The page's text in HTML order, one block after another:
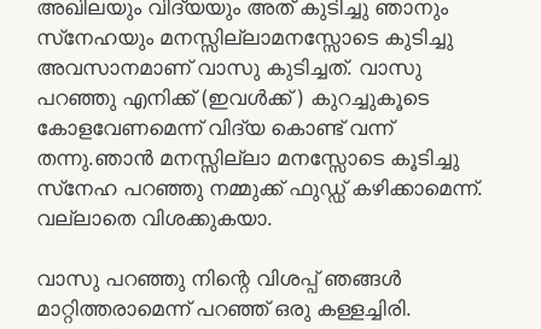
അഖിലയും വിദ്യയും അത് കുടിച്ചു ഞാനും
സ്‌നേഹയും മനസ്സില്ലാമനസ്സോടെ കുടിച്ചു
അവസാനമാണ് വാസു കുടിച്ചത്. വാസു
പറഞ്ഞു എനിക്ക് (ഇവള്‍ക്ക് ) കുറച്ചുകൂടെ
കോളവേണമെന്ന് വിദ്യ കൊണ്ട് വന്ന്
തന്നു.ഞാന്‍ മനസ്സില്ലാ മനസ്സോടെ കൂടിച്ചു
സ്‌നേഹ പറഞ്ഞു നമ്മുക്ക് ഫുഡ്ഡ് കഴിക്കാമെന്ന്.
വല്ലാതെ വിശക്കുകയാ.
വാസു പറഞ്ഞു നിന്റെ വിശപ്പ് ഞങ്ങള്‍
മാറ്റിത്തരാമെന്ന് പറഞ്ഞ് ഒരു കള്ളച്ചിരി.